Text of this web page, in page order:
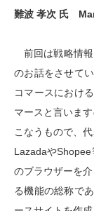
難波 孝次 氏
前回は戦略情報
のお話をさせて
コマースにおけ
マースと言いま
こなうもので、
Lazadaや
のブラウザーを
る機能の総称で